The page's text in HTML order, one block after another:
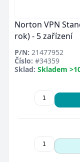
Norton VPN
rok) - 5 zařízení
P/N: 21477952
Číslo: #34359
Sklad: Skladem